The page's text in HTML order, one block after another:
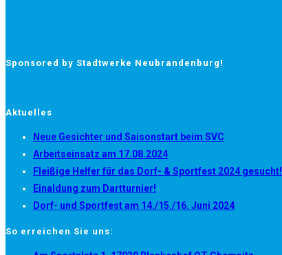
Sponsored by Stadtwerke Neubrandenburg!
Aktuelles
Neue Gesichter und Saisonstart beim SVC
Arbeitseinsatz am 17.08.2024
Fleißige Helfer für das Dorf- & Sportfest 2024 gesucht!
Einaldung zum Dartturnier!
Dorf- und Sportfest am 14./15./16. Juni 2024
So erreichen Sie uns: